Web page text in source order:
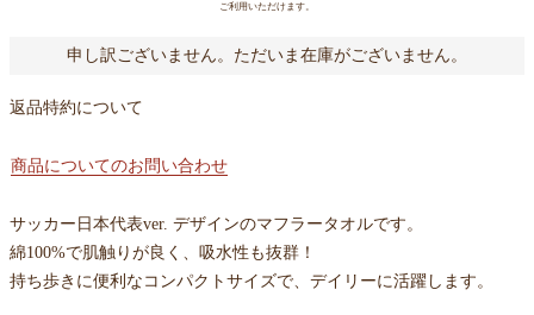
ご利用いただけます。
申し訳ございません。ただいま在庫がございません。
返品特約について
商品についてのお問い合わせ
サッカー日本代表ver. デザインのマフラータオルです。
綿100%で肌触りが良く、吸水性も抜群！
持ち歩きに便利なコンパクトサイズで、デイリーに活躍します。